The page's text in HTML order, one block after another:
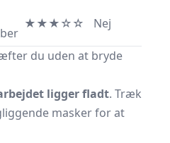
★★★☆☆ Nej
du uden at bryde
ligger fladt. Træk
masker for at